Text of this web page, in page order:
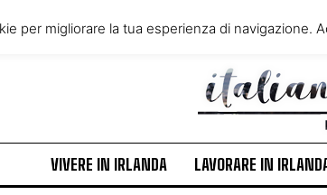
VIVERE IN IRLANDA LAVORARE IN
per migliorare la tua esperienza di navigazione.